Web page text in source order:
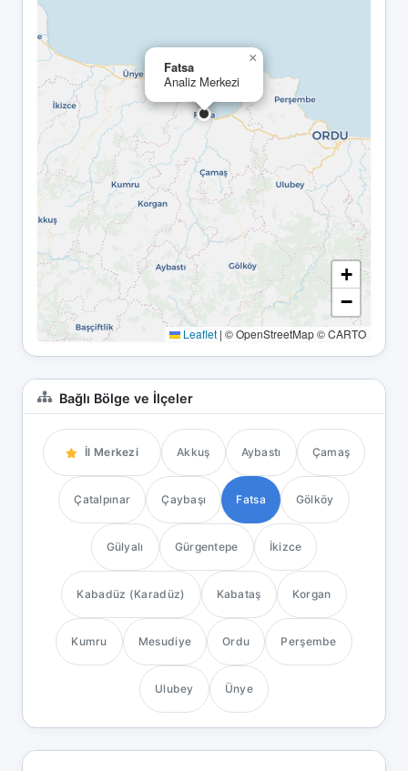
Fatsa
Analiz Merkezi
×
+
−
Leaflet | © OpenStreetMap © CARTO
Bağlı Bölge ve İlçeler
İl Merkezi Akkuş Aybastı Çamaş
Çatalpınar Çaybaşı Fatsa Gölköy
Gülyalı Gürgentepe İkizce
Kabadüz (Karadüz) Kabataş Korgan
Kumru Mesudiye Ordu Perşembe
Ulubey Ünye